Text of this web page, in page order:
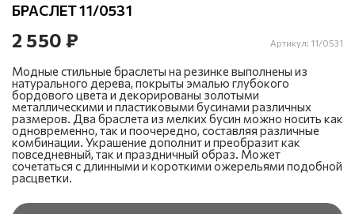
БРАСЛЕТ 11/0531
2 550 ₽ Артикул: 11/0531
Модные стильные браслеты на резинке выполнены из
натурального дерева, покрыты эмалью глубокого
бордового цвета и декорированы золотыми
металлическими и пластиковыми бусинами различных
размеров. Два браслета из мелких бусин можно носить как
одновременно, так и поочередно, составляя различные
комбинации. Украшение дополнит и преобразит как
повседневный, так и праздничный образ. Может
сочетаться с длинными и короткими ожерельями подобной
расцветки.